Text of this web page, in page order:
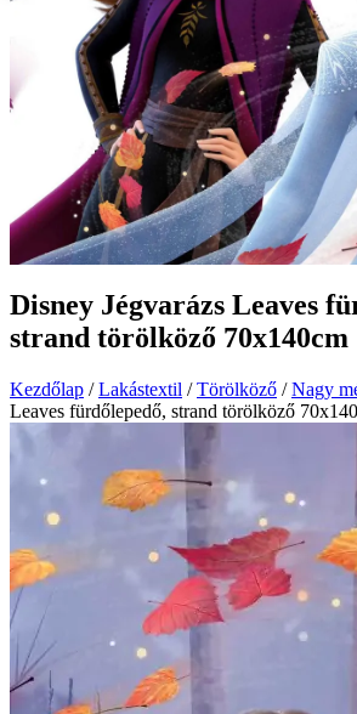
Disney Jégvarázs Leaves
strand törölköző 70x140cm
Kezdőlap /Lakástextil /Törölköző /Nagy
Leaves fürdőlepedő, strand törölköző